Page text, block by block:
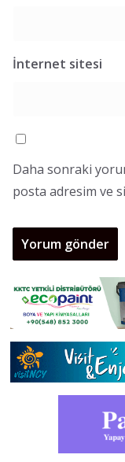
İnternet sitesi
Daha sonraki
posta adresim ve